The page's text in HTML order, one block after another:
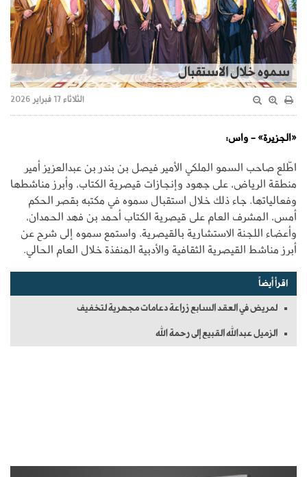
سموه خلال الاستقبال
الثلاثاء 17 فبراير 2026
«الجزيرة» - واس:
اطّلع صاحب السمو الملكي الأمير فيصل بن بندر بن عبدالعزيز أمير
منطقة الرياض، على جهود وإنجازات قيصرية الكتاب، وأبرز مناشطها
وفعالياتها. جاء ذلك خلال استقبال سموه في مكتبه بقصر الحكم
أمس، المشرف العام على قيصرية الكتاب أحمد بن فهد الحمدان،
وأعضاء اللجنة الاستشارية بالقيصرية. واستمع سموه إلى شرح عن
أبرز مناشط القيصرية الثقافية والأدبية المنفذة خلال العام الحالي.
اقرأ أيضاً
لمريض في العقد السابع زراعة دعامات مجهرية لتخفيف
الزميل عبدالله القبيع إلى رحمة الله